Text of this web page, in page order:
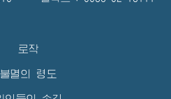
로작
불멸의 령도